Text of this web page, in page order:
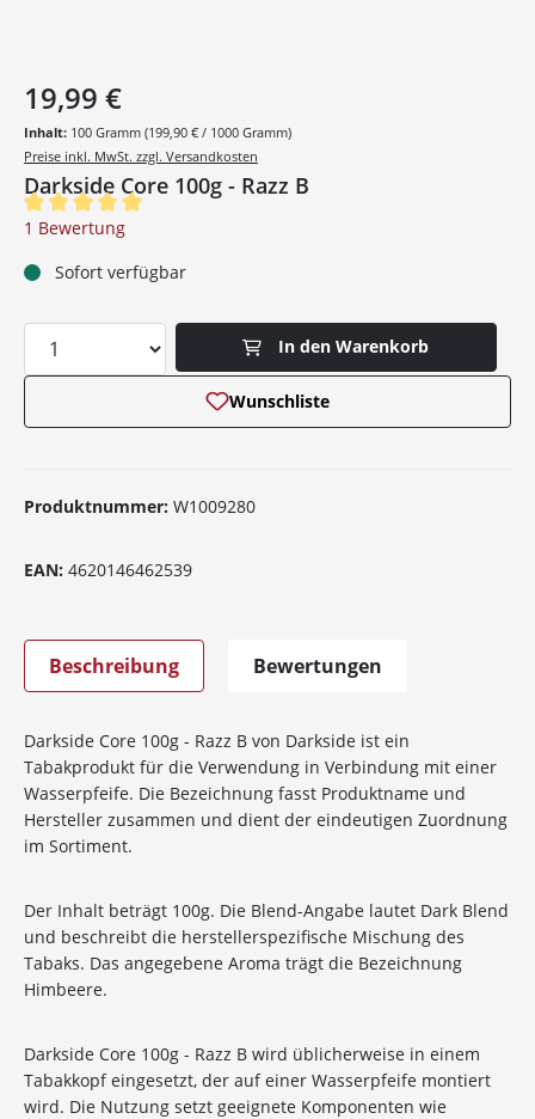
Darkside Core 100g - Razz B
19,99 €
Inhalt: 100 Gramm (199,90 € / 1000 Gramm)
Preise inkl. MwSt. zzgl. Versandkosten
Durchschnittliche Bewertung von 5 von 5 Sternen
1 Bewertung
Sofort verfügbar
Produkt Anzahl: Gib den gewünschten
In den Warenkorb
Wunschliste
Produktnummer: W1009280
EAN: 4620146462539
Beschreibung Bewertungen
Darkside Core 100g - Razz B von Darkside ist ein
Tabakprodukt für die Verwendung in Verbindung mit einer
Wasserpfeife. Die Bezeichnung fasst Produktname und
Hersteller zusammen und dient der eindeutigen Zuordnung
im Sortiment.
Der Inhalt beträgt 100g. Die Blend-Angabe lautet Dark Blend
und beschreibt die herstellerspezifische Mischung des
Tabaks. Das angegebene Aroma trägt die Bezeichnung
Himbeere.
Darkside Core 100g - Razz B wird üblicherweise in einem
Tabakkopf eingesetzt, der auf einer Wasserpfeife montiert
wird. Die Nutzung setzt geeignete Komponenten wie